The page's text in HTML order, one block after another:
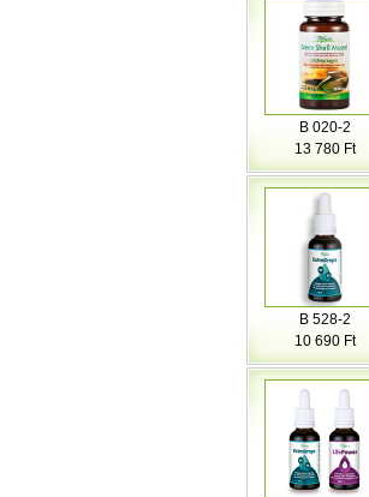
B 020-2
13 780 Ft
B 528-2
10 690 Ft